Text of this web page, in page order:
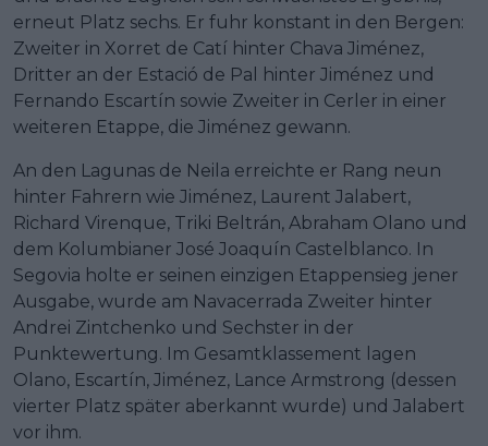
erneut Platz sechs. Er fuhr konstant in den Bergen:
Zweiter in Xorret de Catí hinter Chava Jiménez,
Dritter an der Estació de Pal hinter Jiménez und
Fernando Escartín sowie Zweiter in Cerler in einer
weiteren Etappe, die Jiménez gewann.
An den Lagunas de Neila erreichte er Rang neun
hinter Fahrern wie Jiménez, Laurent Jalabert,
Richard Virenque, Triki Beltrán, Abraham Olano und
dem Kolumbianer José Joaquín Castelblanco. In
Segovia holte er seinen einzigen Etappensieg jener
Ausgabe, wurde am Navacerrada Zweiter hinter
Andrei Zintchenko und Sechster in der
Punktewertung. Im Gesamtklassement lagen
Olano, Escartín, Jiménez, Lance Armstrong (dessen
vierter Platz später aberkannt wurde) und Jalabert
vor ihm.